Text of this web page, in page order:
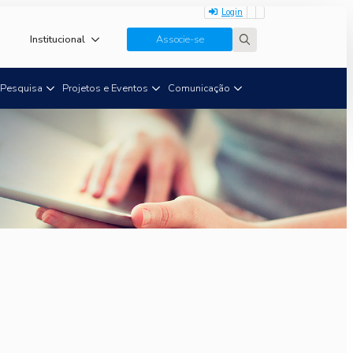
Login
Institucional Associe-se
Pesquisa Projetos e Eventos Comunicação